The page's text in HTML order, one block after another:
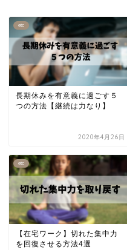
etc
長期休みを有意義に過ごす５
つの方法【継続は力なり】
2020年4月26日
etc
【在宅ワーク】切れた集中力
を回復させる方法4選